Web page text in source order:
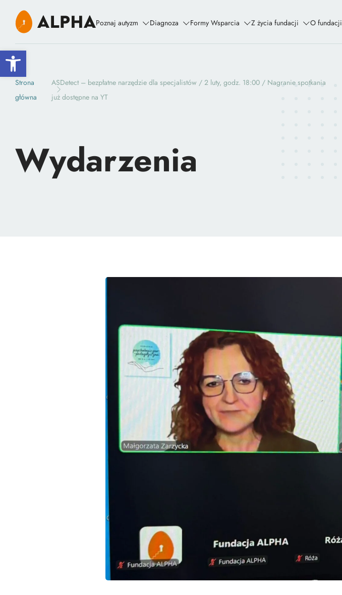
Open toolbar
Poznaj autyzm Diagnoza Formy Wsparcia Z życia fundacji O fundacji
Strona
główna
ASDetect – bezpłatne narzędzie dla specjalistów / 2 luty, godz. 18:00 / Nagranie spotkania
już dostępne na YT
Wydarzenia